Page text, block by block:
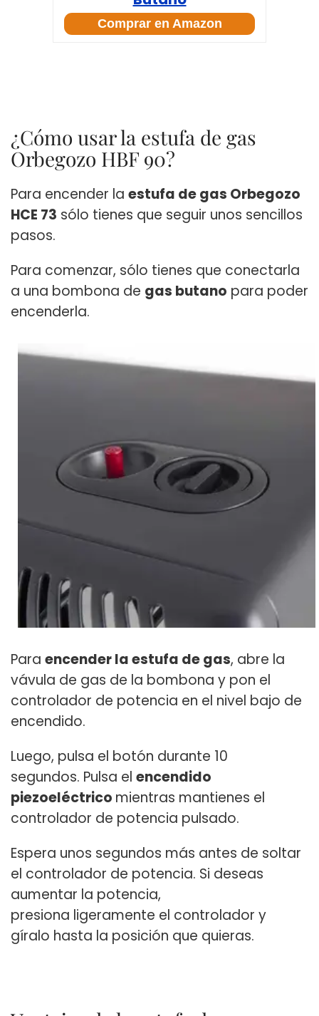
Comprar en Amazon
¿Cómo usar la estufa de gas
Orbegozo HBF 90?
Para encender la estufa de gas Orbegozo
HCE 73 sólo tienes que seguir unos sencillos
pasos.
Para comenzar, sólo tienes que conectarla
a una bombona de gas butano para poder
encenderla.
Para encender la estufa de gas, abre la
vávula de gas de la bombona y pon el
controlador de potencia en el nivel bajo de
encendido.
Luego, pulsa el botón durante 10
segundos. Pulsa el encendido
piezoeléctrico mientras mantienes el
controlador de potencia pulsado.
Espera unos segundos más antes de soltar
el controlador de potencia. Si deseas
aumentar la potencia,
presiona ligeramente el controlador y
gíralo hasta la posición que quieras.